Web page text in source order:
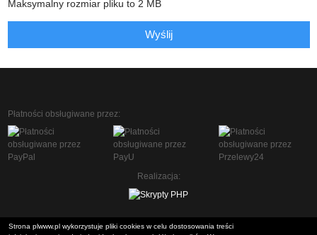
Maksymalny rozmiar pliku to 2 MB
Wyślij
Płatności obsługiwane przez:
Realizacja:
Strona plwww.pl wykorzystuje pliki cookies w celu dostosowania treści